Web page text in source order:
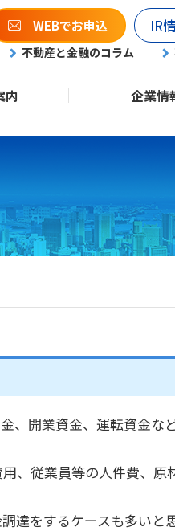
WEBでお申込 IR
不動産と金融のコラム
内 企業情
、開業資金、運転資金な
、従業員等の人件費、原
をするケースも多いと思